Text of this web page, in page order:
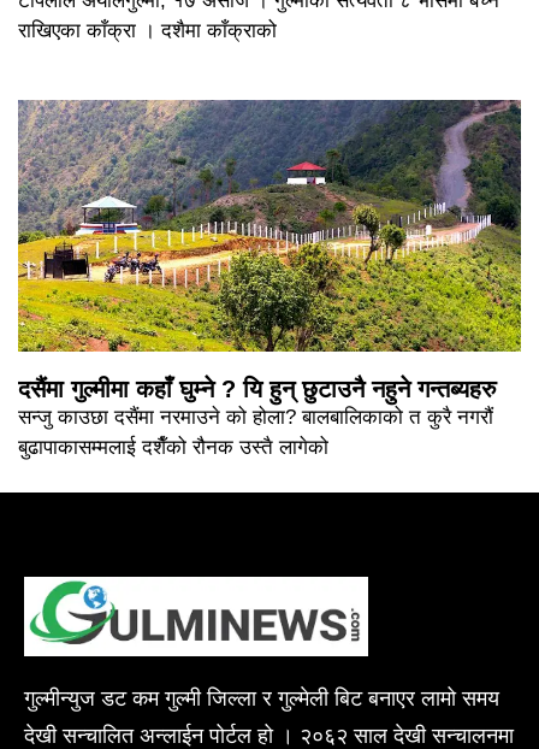
राखिएका काँक्रा । दशैमा काँक्राको
दसैंमा गुल्मीमा कहाँ घुम्ने ? यि हुन् छुटाउनै नहुने गन्तब्यहरु
सन्जु काउछा दसैंमा नरमाउने को होला? बालबालिकाको त कुरै नगरौं
बुढापाकासम्मलाई दशैँको रौनक उस्तै लागेको
गुल्मीन्युज डट कम गुल्मी जिल्ला र गुल्मेली बिट बनाएर लामो समय
देखी सन्चालित अन्लाईन पोर्टल हो । २०६२ साल देखी सन्चालनमा